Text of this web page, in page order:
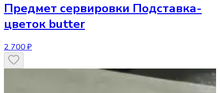
Предмет сервировки Подставка-
цветок butter
2 700 ₽